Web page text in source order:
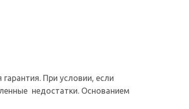
При условии, если
недостатки. Основанием